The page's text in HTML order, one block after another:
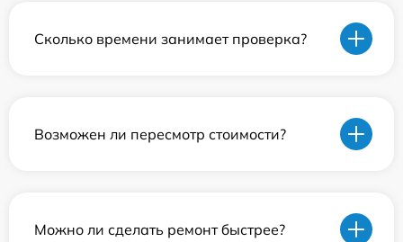
Сколько времени занимает проверка?
Возможен ли пересмотр стоимости?
Можно ли сделать ремонт быстрее?